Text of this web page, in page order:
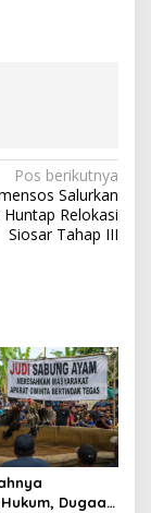
Pos berikutnya
Salurkan
Relokasi
Siosar Tahap III
Dugaan